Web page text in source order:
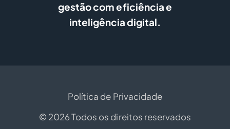
gestão com eficiência e
inteligência digital.
Política de Privacidade
© 2026 Todos os direitos reservados